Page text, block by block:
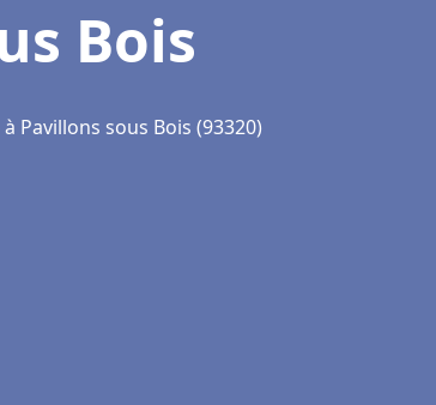
Bois
Pavillons sous Bois (93320)